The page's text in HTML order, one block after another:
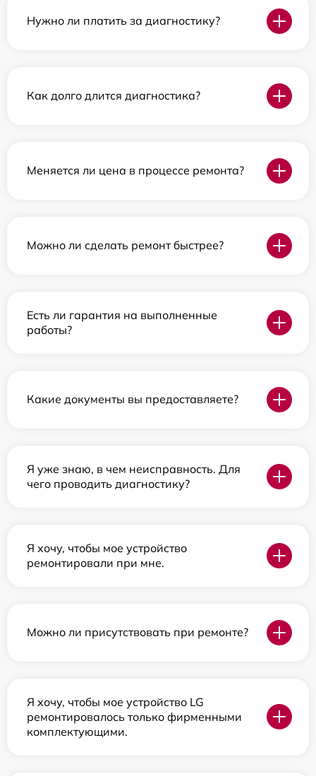
Нужно ли платить за диагностику?
Как долго длится диагностика?
Меняется ли цена в процессе ремонта?
Можно ли сделать ремонт быстрее?
Есть ли гарантия на выполненные
работы?
Какие документы вы предоставляете?
Я уже знаю, в чем неисправность. Для
чего проводить диагностику?
Я хочу, чтобы мое устройство
ремонтировали при мне.
Можно ли присутствовать при ремонте?
Я хочу, чтобы мое устройство LG
ремонтировалось только фирменными
комплектующими.